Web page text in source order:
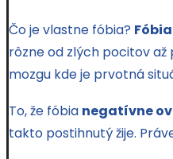
Čo je vlastne fóbia?
rôzne od zlých pocitov
mozgu kde je prvotná
To, že fóbia negatívne
takto postihnutý žije.